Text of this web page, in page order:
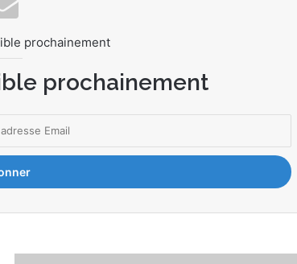
prochainement
prochainement